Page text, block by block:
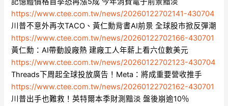
https://www.ctee.com.tw/news/20260122702141-430704
川普不意外再次TACO、黃仁勳背書AI前景 全球股市掀反彈潮
https://www.ctee.com.tw/news/20260122702166-430701
黃仁勳：AI帶動設廠熱 建廠工人年薪上看六位數美元
https://www.ctee.com.tw/news/20260122702123-430704
Threads下周起全球投放廣告！Meta：將成重要營收推手
https://www.ctee.com.tw/news/20260122702162-430701
川普出手也難救！英特爾本季財測黯淡 盤後崩逾10％